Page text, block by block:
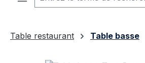
Table restaurant
Table basse